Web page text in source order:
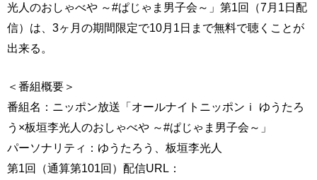
光人のおしゃべや ～#ぱじゃま男子会～」第1回（7月1日配
信）は、3ヶ月の期間限定で10月1日まで無料で聴くことが
出来る。
＜番組概要＞
番組名：ニッポン放送「オールナイトニッポンｉ ゆうたろ
う×板垣李光人のおしゃべや ～#ぱじゃま男子会～」
パーソナリティ：ゆうたろう、板垣李光人
第1回（通算第101回）配信URL：